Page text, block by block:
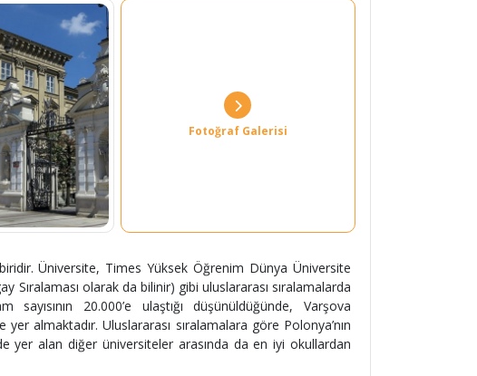
Fotoğraf Galerisi
Üniversite, Times Yüksek Öğrenim Dünya Üniversite
Sıralaması olarak da bilinir) gibi uluslararası sıralamalarda
20.000’e ulaştığı düşünüldüğünde, Varşova
almaktadır. Uluslararası sıralamalara göre Polonya’nın
yer alan diğer üniversiteler arasında da en iyi okullardan